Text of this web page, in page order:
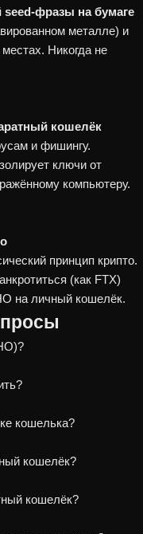
фразы на бумаге
металле) и
Никогда не
кошелёк
и фишингу.
ключи от
компьютеру.
принцип крипто.
(как FTX)
на личный кошелёк.
кошелька?
кошелёк?
кошелёк?